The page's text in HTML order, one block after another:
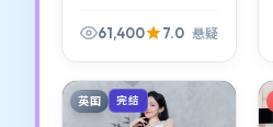
61,400 7.0 悬疑
英国 完结